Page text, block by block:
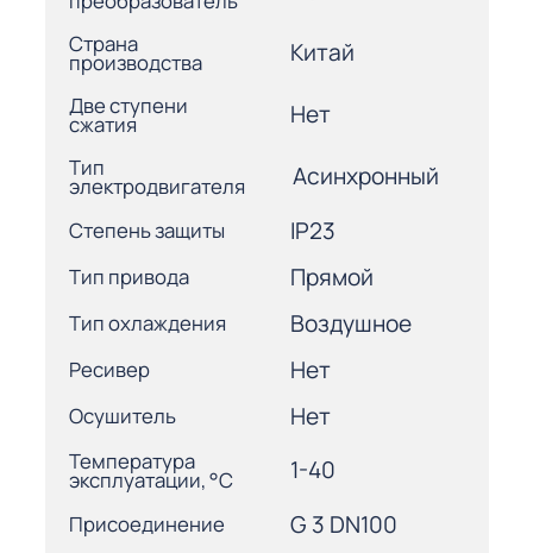
Страна
производства Китай
Две ступени
сжатия Нет
Тип
электродвигателя Асинхронный
Степень защиты IP23
Тип привода Прямой
Тип охлаждения Воздушное
Ресивер Нет
Осушитель Нет
Температура
эксплуатации, °С 1-40
Присоединение G 3 DN100